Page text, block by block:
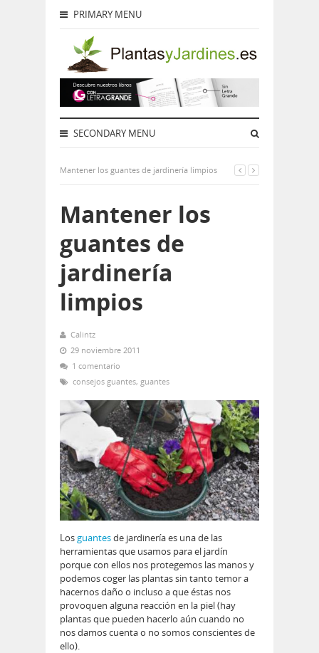
PRIMARY MENU
SECONDARY MENU
Mantener los guantes de jardinería limpios
Mantener los
guantes de
jardinería
limpios
Calintz
29 noviembre 2011
1 comentario
consejos guantes, guantes
Losguantesde jardinería es una de las
herramientas que usamos para el jardín
porque con ellos nos protegemos las manos y
podemos coger las plantas sin tanto temor a
hacernos daño o incluso a que éstas nos
provoquen alguna reacción en la piel (hay
plantas que pueden hacerlo aún cuando no
nos damos cuenta o no somos conscientes de
ello).